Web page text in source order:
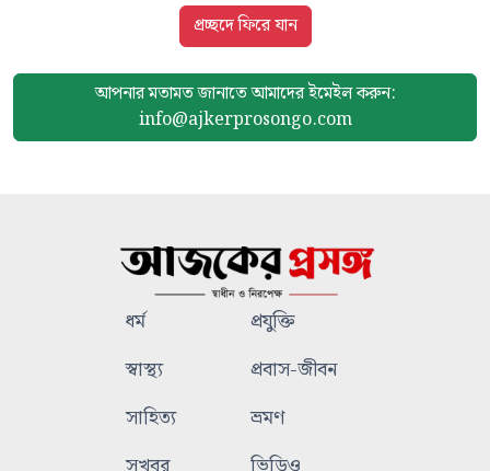
প্রচ্ছদে ফিরে যান
আপনার মতামত জানাতে আমাদেরইমেইল করুন:
info@ajkerprosongo.com
ধর্ম
প্রযুক্তি
স্বাস্থ্য
প্রবাস-জীবন
সাহিত্য
ভ্রমণ